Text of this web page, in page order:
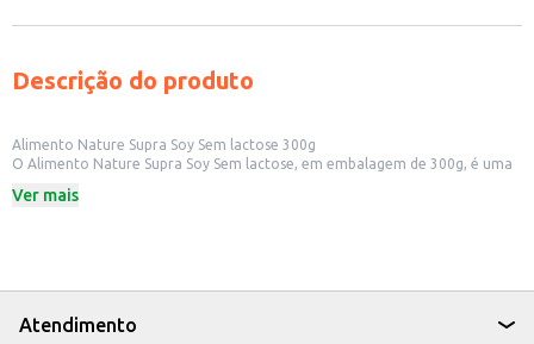
Descrição do produto
Alimento Nature Supra Soy Sem lactose 300g
O Alimento Nature Supra Soy Sem lactose, em embalagem de 300g, é uma
atender às necessidades nutricionais, este produto pode ser utilizado em
Indicado para o preparo de alimentos para crianças.
O Alimento Nature Supra Soy Sem lactose oferece uma alternativa para
quem busca praticidade e versatilidade na alimentação, adequando-se a
Ver mais
Atendimento